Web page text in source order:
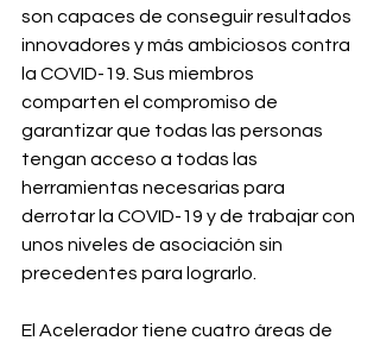
son capaces de conseguir resultados
innovadores y más ambiciosos contra
la COVID-19. Sus miembros
comparten el compromiso de
garantizar que todas las personas
tengan acceso a todas las
herramientas necesarias para
derrotar la COVID-19 y de trabajar con
unos niveles de asociación sin
precedentes para lograrlo.
El Acelerador tiene cuatro áreas de